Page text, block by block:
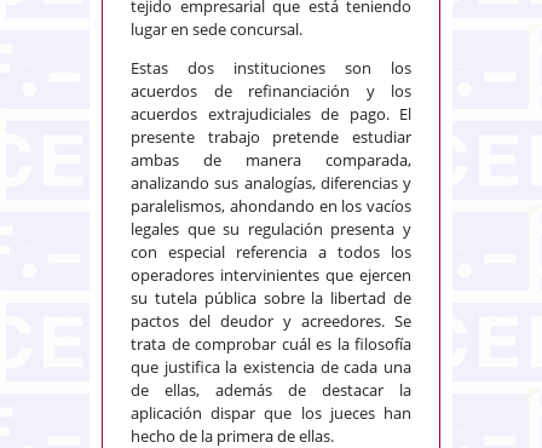
tejido empresarial que está teniendo
lugar en sede concursal.
Estas dos instituciones son los
acuerdos de refinanciación y los
acuerdos extrajudiciales de pago. El
presente trabajo pretende estudiar
ambas de manera comparada,
analizando sus analogías, diferencias y
paralelismos, ahondando en los vacíos
legales que su regulación presenta y
con especial referencia a todos los
operadores intervinientes que ejercen
su tutela pública sobre la libertad de
pactos del deudor y acreedores. Se
trata de comprobar cuál es la filosofía
que justifica la existencia de cada una
de ellas, además de destacar la
aplicación dispar que los jueces han
hecho de la primera de ellas.